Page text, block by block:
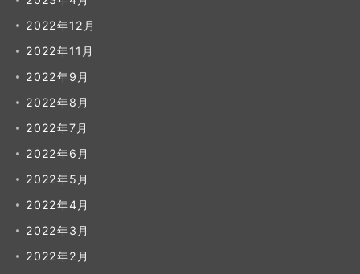
2022年12月
2022年11月
2022年9月
2022年8月
2022年7月
2022年6月
2022年5月
2022年4月
2022年3月
2022年2月